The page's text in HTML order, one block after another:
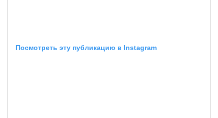
Посмотреть эту публикацию в Instagram